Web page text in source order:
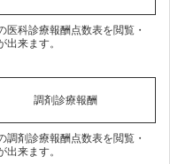
医科診療報酬点数表を閲覧・
出来ます。
調剤診療報酬
調剤診療報酬点数表を閲覧・
出来ます。